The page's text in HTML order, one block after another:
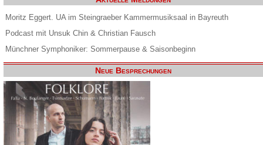
Moritz Eggert. UA im Steingraeber Kammermusiksaal in Bayreuth
Podcast mit Unsuk Chin & Christian Fausch
Münchner Symphoniker: Sommerpause & Saisonbeginn
Neue Besprechungen